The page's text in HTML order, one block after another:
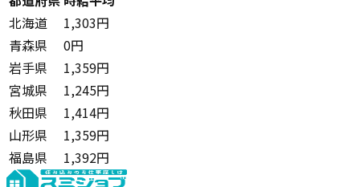
北海道
1,303円
青森県
0円
岩手県
1,359円
宮城県
1,245円
秋田県
1,414円
山形県
1,359円
福島県
1,392円